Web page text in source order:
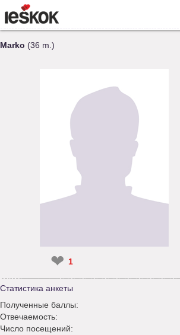
Marko (36 m.)
❤ 1
Статистика анкеты
Полученные баллы:
Отвечаемость:
Число посещений: